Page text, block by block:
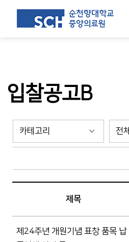
입찰공고B
제목
제24주년 개원기념 표창 품목 납